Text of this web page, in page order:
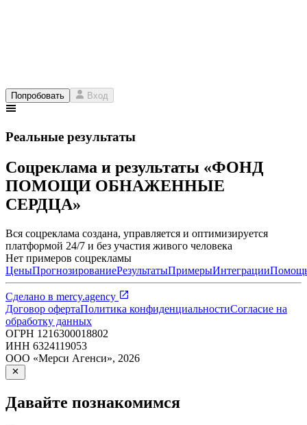
Попробовать Вход
Реальные результаты
Соцреклама и результаты «ФОНД
ПОМОЩИ ОБНАЖЕННЫЕ
СЕРДЦА»
Вся соцреклама создана, управляется и оптимизируется
платформой 24/7 и без участия живого человека
Нет примеров соцрекламы
ЦеныПрогнозированиеРезультатыПримерыИнтеграции
Сделано в mercy.agency
Договор офертаПолитика конфиденциальностиСогласие на
обработку данных
ОГРН 1216300018802
ИНН 6324119053
ООО «Мерси Агенси», 2026
Давайте познакомимся